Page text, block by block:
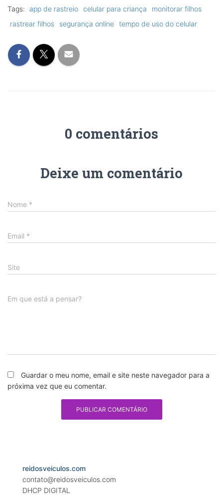
Tags: app de rastreio celular para criança
monitorar filhos
rastrear filhos
segurança online tempo de uso do celular
0 comentários
Deixe um comentário
Nome *
Email *
Site
Em que está a pensar?
Guardar o meu nome, email e site neste navegador para a
próxima vez que eu comentar.
reidosveiculos.com
contato@reidosveiculos.com
DHCP DIGITAL